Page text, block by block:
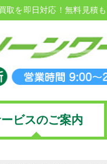
取を即日対応！無料見積
ビスのご案内